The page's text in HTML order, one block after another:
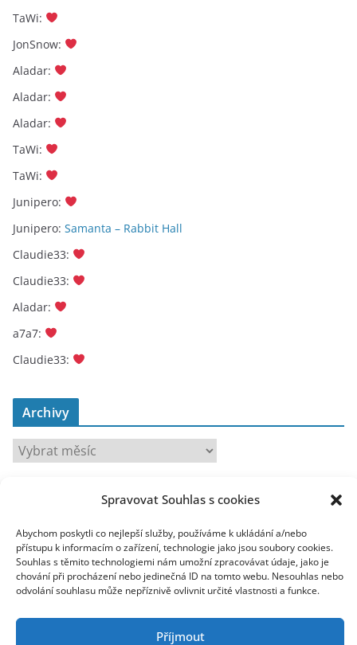
Spravovat Souhlas s cookies
Abychom poskytli co nejlepší služby, používáme k ukládání a/nebo
přístupu k informacím o zařízení, technologie jako jsou soubory cookies.
Souhlas s těmito technologiemi nám umožní zpracovávat údaje, jako je
chování při procházení nebo jedinečná ID na tomto webu. Nesouhlas nebo
odvolání souhlasu může nepříznivě ovlivnit určité vlastnosti a funkce.
Příjmout
TaWi:
JonSnow:
Aladar:
Aladar:
Aladar:
TaWi:
TaWi:
Junipero:
Junipero: Samanta – Rabbit Hall
Claudie33:
Claudie33:
Aladar:
a7a7:
Claudie33:
Archivy
A
r
v
y